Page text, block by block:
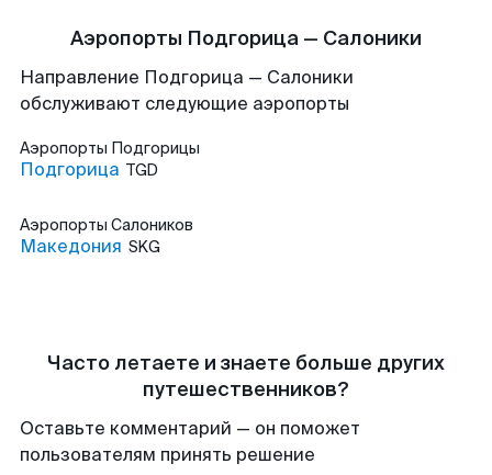
Аэропорты Подгорица — Салоники
Направление Подгорица — Салоники
обслуживают следующие аэропорты
Аэропорты Подгорицы
Подгорица TGD
Аэропорты Салоников
Македония SKG
Часто летаете и знаете больше других
путешественников?
Оставьте комментарий — он поможет
пользователям принять решение